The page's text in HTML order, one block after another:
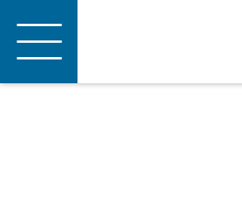
Toggle
navigation